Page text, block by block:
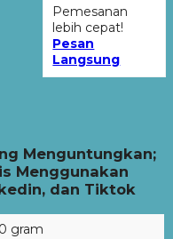
Pemesanan
lebih cepat!
Pesan
Langsung
Menguntungkan;
Menggunakan
dan Tiktok
gram